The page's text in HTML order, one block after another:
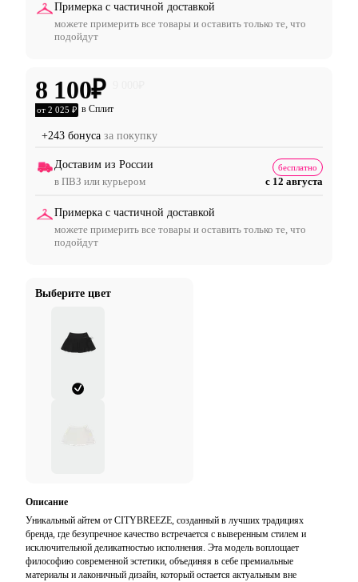
Примерка с частичной доставкой
можете примерить все товары и оставить только те, что
подойдут
8 100₽
от 2 025 ₽ в Сплит
+243 бонуса за покупку
Доставим из России
в ПВЗ или курьером
бесплатно
с 12 августа
Примерка с частичной доставкой
можете примерить все товары и оставить только те, что
подойдут
Выберите цвет
Описание
Уникальный айтем от CITYBREEZE, созданный в лучших традициях
бренда, где безупречное качество встречается с выверенным стилем и
исключительной деликатностью исполнения. Эта модель воплощает
философию современной эстетики, объединяя в себе премиальные
материалы и лаконичный дизайн, который остается актуальным вне